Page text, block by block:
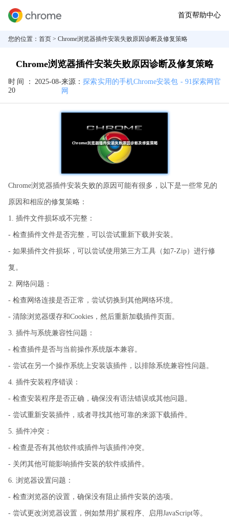
首页帮助中心
您的位置： 首页 > Chrome浏览器插件安装失败原因诊断及修复策略
Chrome浏览器插件安装失败原因诊断及修复策略
时间： 2025-08-
20
来源：探索实用的手机Chrome安装包 - 91探索网官
网
Chrome浏览器插件安装失败的原因可能有很多，以下是一些常见的
原因和相应的修复策略：
1. 插件文件损坏或不完整：
- 检查插件文件是否完整，可以尝试重新下载并安装。
- 如果插件文件损坏，可以尝试使用第三方工具（如7-Zip）进行修
复。
2. 网络问题：
- 检查网络连接是否正常，尝试切换到其他网络环境。
- 清除浏览器缓存和Cookies，然后重新加载插件页面。
3. 插件与系统兼容性问题：
- 检查插件是否与当前操作系统版本兼容。
- 尝试在另一个操作系统上安装该插件，以排除系统兼容性问题。
4. 插件安装程序错误：
- 检查安装程序是否正确，确保没有语法错误或其他问题。
- 尝试重新安装插件，或者寻找其他可靠的来源下载插件。
5. 插件冲突：
- 检查是否有其他软件或插件与该插件冲突。
- 关闭其他可能影响插件安装的软件或插件。
6. 浏览器设置问题：
- 检查浏览器的设置，确保没有阻止插件安装的选项。
- 尝试更改浏览器设置，例如禁用扩展程序、启用JavaScript等。